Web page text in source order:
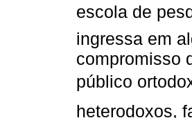
escola de
ingressa em
compromisso
público